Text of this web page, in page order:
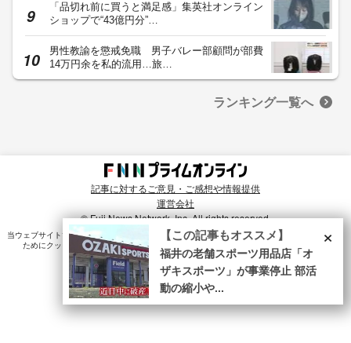
「品切れ前に買うと満足感」集英社オンライン
ショップで“43億円分”…
男性教諭を懲戒免職 男子バレー部顧問が部費
14万円余を私的流用…旅…
ランキング一覧へ
記事に対するご意見・ご感想や情報提供
運営会社
© Fuji News Network, Inc. All rights reserved.
当ウェブサイトでは、ユーザのニーズ・興味・関⼼に合致したコンテンツや広告配信を提供する
ためにクッキーを使⽤しています。詳細は、
プライバシーポリシー をご確認ください。×
【この記事もオススメ】
福井の老舗スポーツ用品店「オ
ザキスポーツ」が事業停止 部活
動の縮小や...